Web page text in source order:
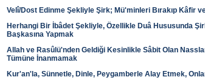
Velî/Dost Edinme Şekliyle Şirk; Mü'minleri Bırakıp Kâfir
Herhangi Bir İbâdet Şekliyle, Özellikle Duâ Hususunda
Başkasına Yapmak
Allah ve Rasûlü'nden Geldiği Kesinlikle Sâbit Olan
Tümüne İnanmamak
Kur'an'la, Sünnetle, Dinle, Peygamberle Alay Etmek,